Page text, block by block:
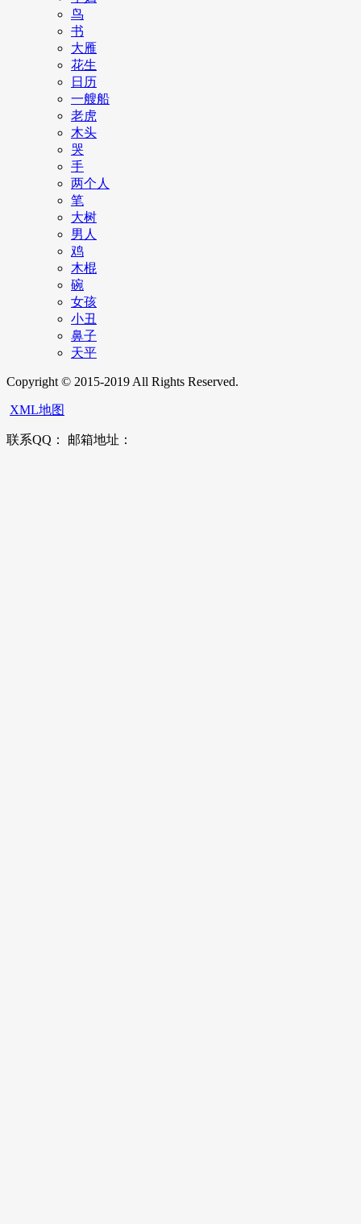
鸟
书
大雁
花生
日历
一艘船
老虎
木头
哭
手
两个人
笔
大树
男人
鸡
木棍
碗
女孩
小丑
鼻子
天平
Copyright © 2015-2019 All Rights Reserved.
XML地图
联系QQ： 邮箱地址：